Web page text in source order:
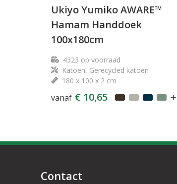
Ukiyo Yumiko AWARE™
Hamam Handdoek
100x180cm
4323 op voorraad
Katoen, Gerecycled katoen
180 x 100 x 2 cm
vanaf € 10,65
Contact